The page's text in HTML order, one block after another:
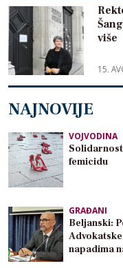
više
15.
NAJNOVIJE
VOJVODINA
femicidu
GRAĐANI
Beljanski:
napadima